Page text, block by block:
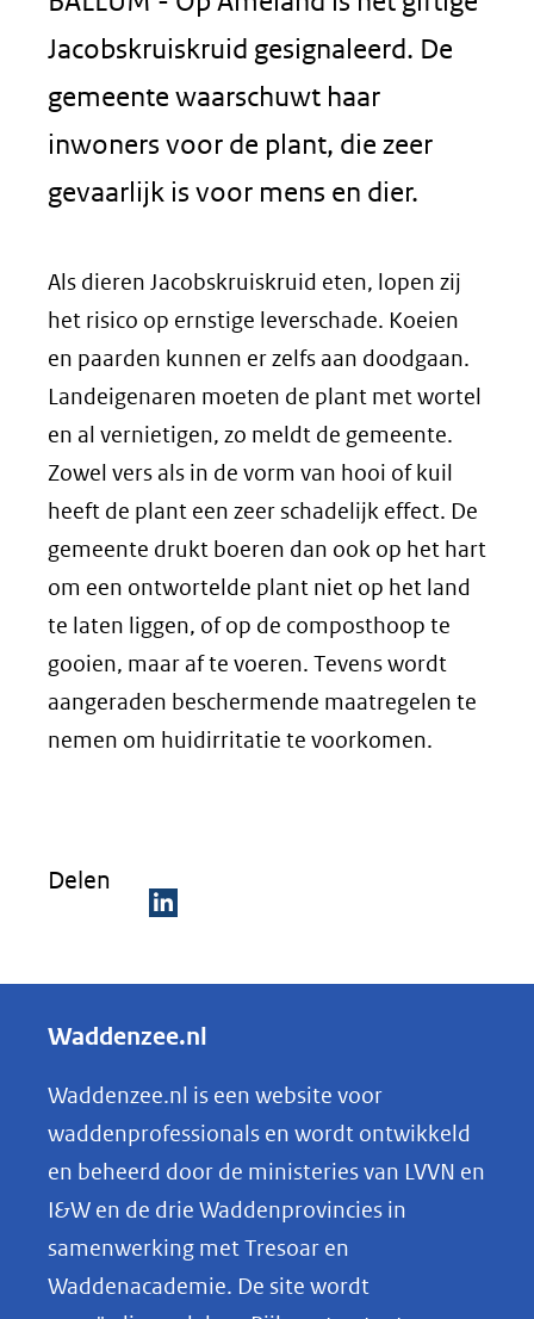
Jacobskruiskruid gesignaleerd. De
gemeente waarschuwt haar
inwoners voor de plant, die zeer
gevaarlijk is voor mens en dier.
Als dieren Jacobskruiskruid eten, lopen zij
het risico op ernstige leverschade. Koeien
en paarden kunnen er zelfs aan doodgaan.
Landeigenaren moeten de plant met wortel
en al vernietigen, zo meldt de gemeente.
Zowel vers als in de vorm van hooi of kuil
heeft de plant een zeer schadelijk effect. De
gemeente drukt boeren dan ook op het hart
om een ontwortelde plant niet op het land
te laten liggen, of op de composthoop te
gooien, maar af te voeren. Tevens wordt
aangeraden beschermende maatregelen te
nemen om huidirritatie te voorkomen.
Delen
e
e
n
o
p
k
Waddenzee.nl
Waddenzee.nl is een website voor
waddenprofessionals en wordt ontwikkeld
en beheerd door de ministeries van LVVN en
I&W en de drie Waddenprovincies in
samenwerking met Tresoar en
Waddenacademie. De site wordt